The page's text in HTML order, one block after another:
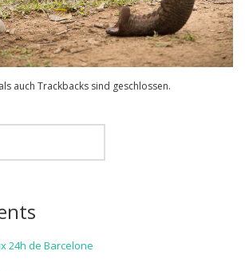
auch Trackbacks sind geschlossen.
24h de Barcelone